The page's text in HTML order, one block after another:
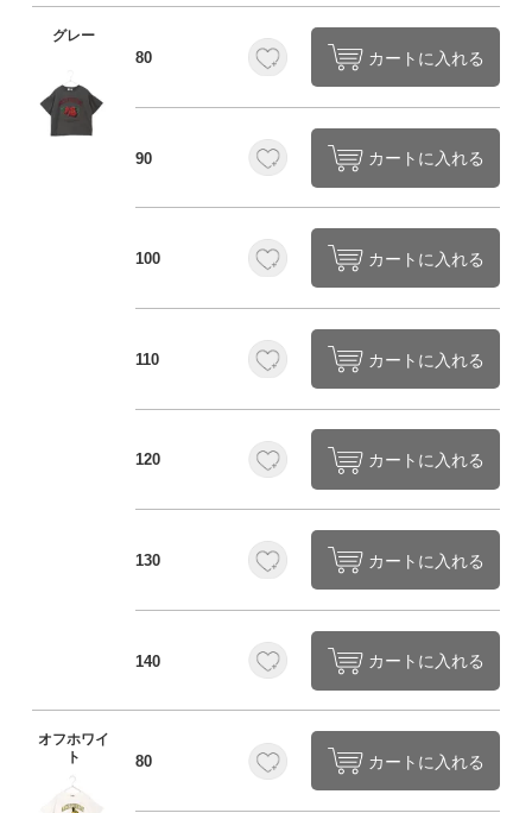
グレー
80
カートに入れる
90 カートに入れる
100 カートに入れる
110 カートに入れる
120 カートに入れる
130 カートに入れる
140 カートに入れる
オフホワイ
ト
80 カートに入れる